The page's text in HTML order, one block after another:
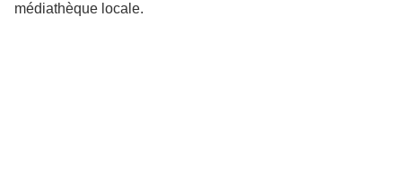
médiathèque locale.